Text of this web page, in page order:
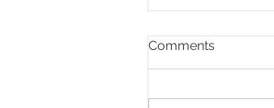
Comments